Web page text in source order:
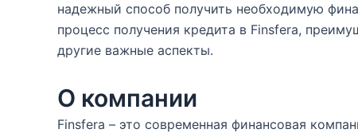
надежный способ получить необходимую
процесс получения кредита в Finsfera,
другие важные аспекты.
О компании
Finsfera – это современная финансовая